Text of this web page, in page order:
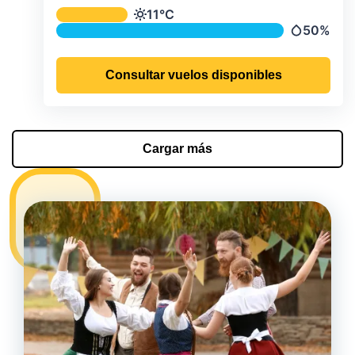
Temperatura y precipitación media
Temperatura
11°C
50%
Consultar vuelos disponibles
Cargar más